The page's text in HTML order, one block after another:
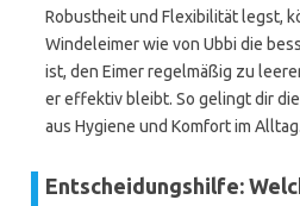
Robustheit und Flexibilität legst,
Windeleimer wie von Ubbi die
ist, den Eimer regelmäßig zu
er effektiv bleibt. So gelingt dir
aus Hygiene und Komfort im Alltag.
Entscheidungshilfe: